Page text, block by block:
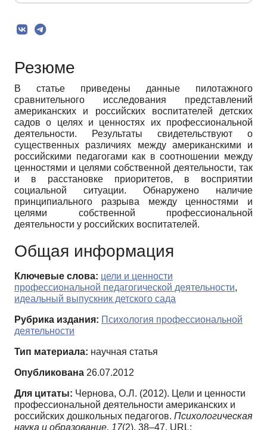
Резюме
В статье приведены данные пилотажного
сравнительного исследования представлений
американских и российских воспитателей детских
садов о целях и ценностях их профессиональной
деятельности. Результаты свидетельствуют о
существенных различиях между американскими и
российскими педагогами как в соотношении между
ценностями и целями собственной деятельности, так
и в расстановке приоритетов, в восприятии
социальной ситуации. Обнаружено наличие
принципиального разрыва между ценностями и
целями собственной профессиональной
деятельности у российских воспитателей.
Общая информация
Ключевые слова: цели и ценности
профессиональной педагогической деятельности,
идеальный выпускник детского сада
Рубрика издания: Психология профессиональной
деятельности
Тип материала: научная статья
Опубликована 26.07.2012
Для цитаты: Чернова, О.Л. (2012). Цели и ценности
профессиональной деятельности американских и
российских дошкольных педагогов. Психологическая
наука и образование, 17(2), 38–47. URL: